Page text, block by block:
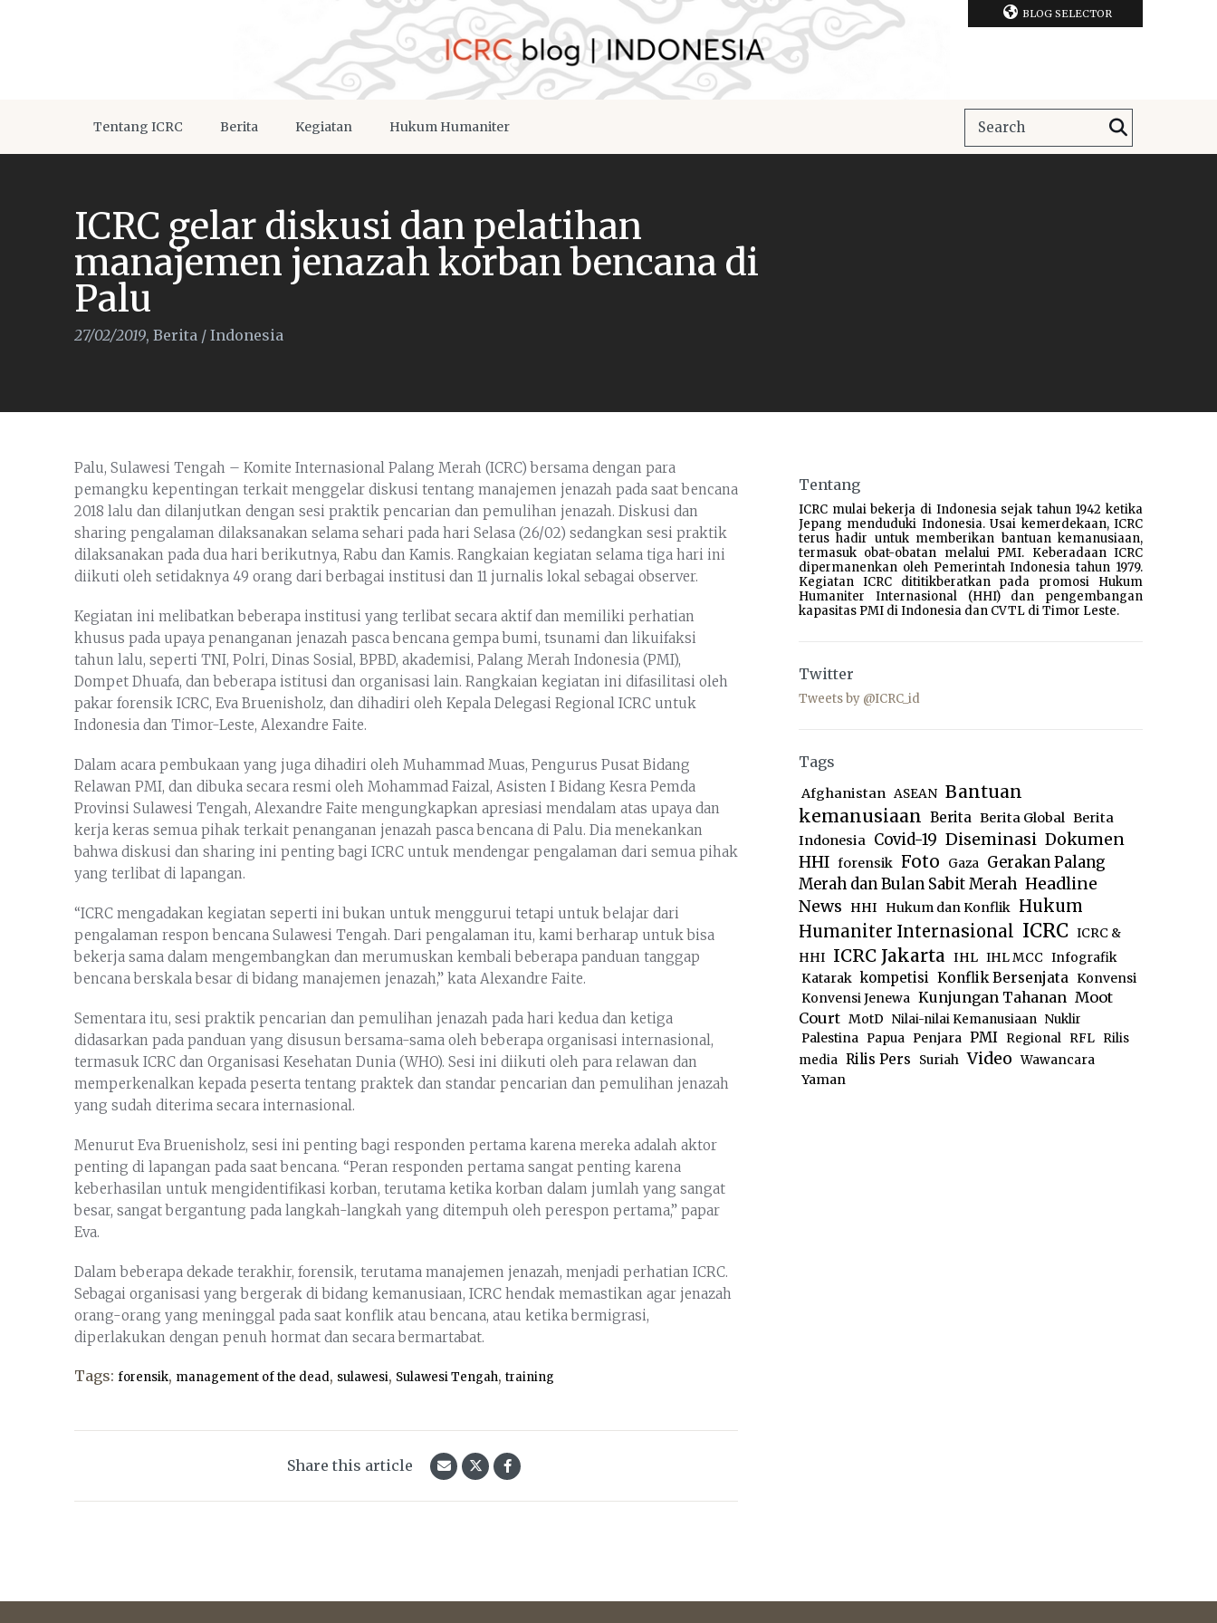
BLOG SELECTOR
Tentang ICRC Berita Kegiatan Hukum Humaniter
ICRC gelar diskusi dan pelatihan
manajemen jenazah korban bencana di
Palu
27/02/2019, Berita / Indonesia
Palu, Sulawesi Tengah – Komite Internasional Palang Merah (ICRC) bersama dengan para
pemangku kepentingan terkait menggelar diskusi tentang manajemen jenazah pada saat bencana
2018 lalu dan dilanjutkan dengan sesi praktik pencarian dan pemulihan jenazah. Diskusi dan
sharing pengalaman dilaksanakan selama sehari pada hari Selasa (26/02) sedangkan sesi praktik
dilaksanakan pada dua hari berikutnya, Rabu dan Kamis. Rangkaian kegiatan selama tiga hari ini
diikuti oleh setidaknya 49 orang dari berbagai institusi dan 11 jurnalis lokal sebagai observer.
Kegiatan ini melibatkan beberapa institusi yang terlibat secara aktif dan memiliki perhatian
khusus pada upaya penanganan jenazah pasca bencana gempa bumi, tsunami dan likuifaksi
tahun lalu, seperti TNI, Polri, Dinas Sosial, BPBD, akademisi, Palang Merah Indonesia (PMI),
Dompet Dhuafa, dan beberapa istitusi dan organisasi lain. Rangkaian kegiatan ini difasilitasi oleh
pakar forensik ICRC, Eva Bruenisholz, dan dihadiri oleh Kepala Delegasi Regional ICRC untuk
Indonesia dan Timor-Leste, Alexandre Faite.
Dalam acara pembukaan yang juga dihadiri oleh Muhammad Muas, Pengurus Pusat Bidang
Relawan PMI, dan dibuka secara resmi oleh Mohammad Faizal, Asisten I Bidang Kesra Pemda
Provinsi Sulawesi Tengah, Alexandre Faite mengungkapkan apresiasi mendalam atas upaya dan
kerja keras semua pihak terkait penanganan jenazah pasca bencana di Palu. Dia menekankan
bahwa diskusi dan sharing ini penting bagi ICRC untuk mendengar pengalaman dari semua pihak
yang terlibat di lapangan.
“ICRC mengadakan kegiatan seperti ini bukan untuk menggurui tetapi untuk belajar dari
pengalaman respon bencana Sulawesi Tengah. Dari pengalaman itu, kami berharap untuk bisa
bekerja sama dalam mengembangkan dan merumuskan kembali beberapa panduan tanggap
bencana berskala besar di bidang manajemen jenazah,” kata Alexandre Faite.
Sementara itu, sesi praktik pencarian dan pemulihan jenazah pada hari kedua dan ketiga
didasarkan pada panduan yang disusun bersama-sama oleh beberapa organisasi internasional,
termasuk ICRC dan Organisasi Kesehatan Dunia (WHO). Sesi ini diikuti oleh para relawan dan
memperkenalkan kepada peserta tentang praktek dan standar pencarian dan pemulihan jenazah
yang sudah diterima secara internasional.
Menurut Eva Bruenisholz, sesi ini penting bagi responden pertama karena mereka adalah aktor
penting di lapangan pada saat bencana. “Peran responden pertama sangat penting karena
keberhasilan untuk mengidentifikasi korban, terutama ketika korban dalam jumlah yang sangat
besar, sangat bergantung pada langkah-langkah yang ditempuh oleh perespon pertama,” papar
Eva.
Dalam beberapa dekade terakhir, forensik, terutama manajemen jenazah, menjadi perhatian ICRC.
Sebagai organisasi yang bergerak di bidang kemanusiaan, ICRC hendak memastikan agar jenazah
orang-orang yang meninggal pada saat konflik atau bencana, atau ketika bermigrasi,
diperlakukan dengan penuh hormat dan secara bermartabat.
Tags: forensik, management of the dead, sulawesi, Sulawesi Tengah, training
Share this article
Tentang
ICRC mulai bekerja di Indonesia sejak tahun 1942 ketika
Jepang menduduki Indonesia. Usai kemerdekaan, ICRC
terus hadir untuk memberikan bantuan kemanusiaan,
termasuk obat-obatan melalui PMI. Keberadaan ICRC
dipermanenkan oleh Pemerintah Indonesia tahun 1979.
Kegiatan ICRC dititikberatkan pada promosi Hukum
Humaniter Internasional (HHI) dan pengembangan
kapasitas PMI di Indonesia dan CVTL di Timor Leste.
Twitter
Tweets by @ICRC_id
Tags
Afghanistan ASEAN Bantuan
kemanusiaan Berita Berita Global Berita
Indonesia Covid-19 Diseminasi Dokumen
HHI forensik Foto Gaza Gerakan Palang
Merah dan Bulan Sabit Merah Headline
News
HHI Hukum dan Konflik Hukum
Humaniter Internasional ICRC ICRC &
HHI ICRC Jakarta IHL IHL MCC Infografik
Katarak kompetisi Konflik Bersenjata Konvensi
Konvensi Jenewa Kunjungan Tahanan Moot
Court MotD Nilai-nilai Kemanusiaan Nuklir
Palestina
Papua Penjara PMI Regional RFL
Rilis
media Rilis Pers Suriah Video Wawancara
Yaman